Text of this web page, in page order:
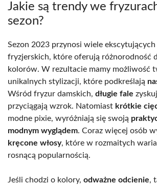
Jakie są trendy we
sezon?
Sezon 2023 przynosi wiele
fryzjerskich, które oferują różnorodność
kolorów. W rezultacie mamy możliwość
unikalnych stylizacji, które podkreślają
Wśród fryzur damskich, długie fale
przyciągają wzrok. Natomiast krótkie
modne pixie, wyróżniają się swoją
modnym wyglądem. Coraz więcej osób
kręcone włosy, które w rozmaitych
rosnącą popularnością.
Jeśli chodzi o kolory, odważne odcienie,